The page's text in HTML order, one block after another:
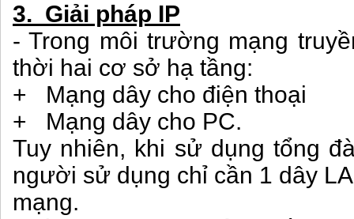
3. Giải pháp IP
- Trong môi trường mạng
thời hai cơ sở hạ tầng:
+ Mạng dây cho điện thoại
+ Mạng dây cho PC.
Tuy nhiên, khi sử dụng tổng
người sử dụng chỉ cần 1 dây
mạng.